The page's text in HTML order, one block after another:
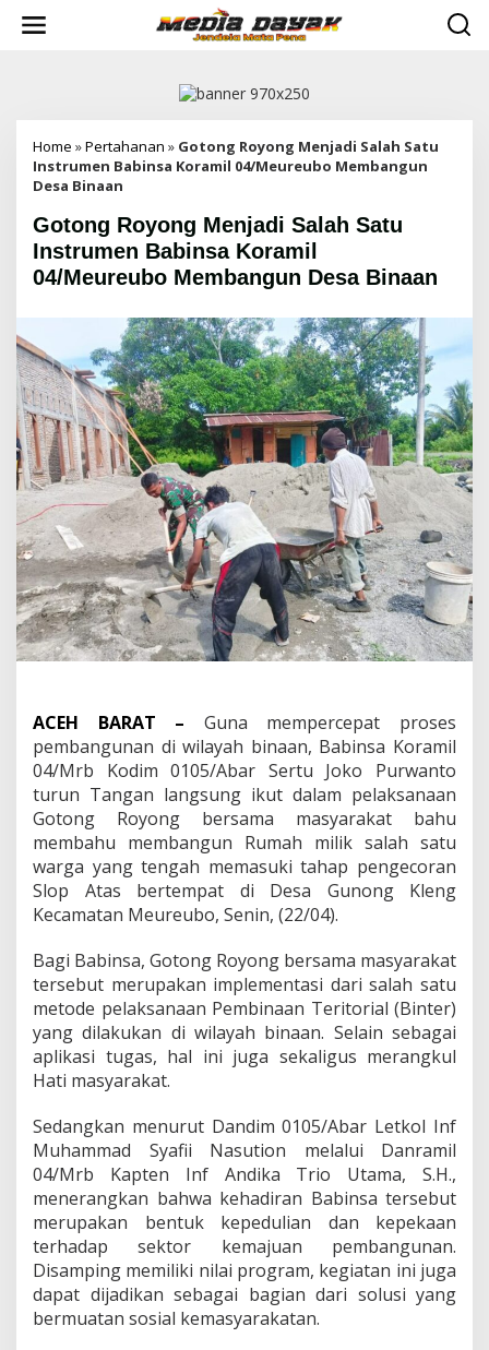
Home »Pertahanan » Gotong Royong Menjadi Salah Satu
Instrumen Babinsa Koramil 04/Meureubo Membangun
Desa Binaan
Gotong Royong Menjadi Salah Satu
Instrumen Babinsa Koramil
04/Meureubo Membangun Desa Binaan
ACEH BARAT –
Guna mempercepat proses
pembangunan di wilayah binaan, Babinsa Koramil
04/Mrb Kodim 0105/Abar Sertu Joko Purwanto
turun Tangan langsung ikut dalam pelaksanaan
Gotong Royong bersama masyarakat bahu
membahu membangun Rumah milik salah satu
warga yang tengah memasuki tahap pengecoran
Slop Atas bertempat di Desa Gunong Kleng
Kecamatan Meureubo, Senin, (22/04).
Bagi Babinsa, Gotong Royong bersama masyarakat
tersebut merupakan implementasi dari salah satu
metode pelaksanaan Pembinaan Teritorial (Binter)
yang dilakukan di wilayah binaan. Selain sebagai
aplikasi tugas, hal ini juga sekaligus merangkul
Hati masyarakat.
Sedangkan menurut Dandim 0105/Abar Letkol Inf
Muhammad Syafii Nasution melalui Danramil
04/Mrb Kapten Inf Andika Trio Utama, S.H.,
menerangkan bahwa kehadiran Babinsa tersebut
merupakan bentuk kepedulian dan kepekaan
terhadap sektor kemajuan pembangunan.
Disamping memiliki nilai program, kegiatan ini juga
dapat dijadikan sebagai bagian dari solusi yang
bermuatan sosial kemasyarakatan.